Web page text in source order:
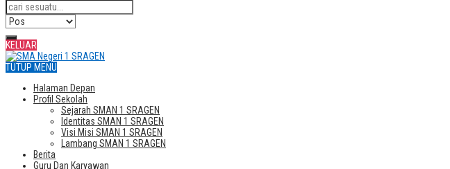
KELUAR
TUTUP MENU
Halaman Depan
Profil Sekolah
Sejarah SMAN 1 SRAGEN
Identitas SMAN 1 SRAGEN
Visi Misi SMAN 1 SRAGEN
Lambang SMAN 1 SRAGEN
Berita
Guru Dan Karyawan